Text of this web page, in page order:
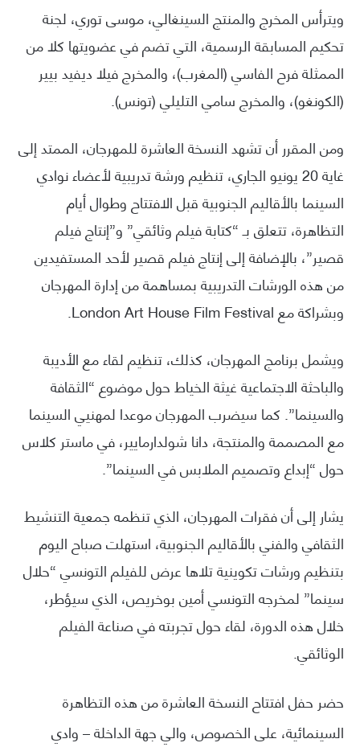
ويترأس المخرج والمنتج السينغالي، موسى توري، لجنة
تحكيم المسابقة الرسمية، التي تضم في عضويتها كلا من
الممثلة فرح الفاسي (المغرب)، والمخرج فيلا ديفيد بيير
(الكونغو)، والمخرج سامي التليلي (تونس).
ومن المقرر أن تشهد النسخة العاشرة للمهرجان، الممتد إلى
غاية 20 يونيو الجاري، تنظيم ورشة تدريبية لأعضاء نوادي
السينما بالأقاليم الجنوبية قبل الافتتاح وطوال أيام
التظاهرة، تتعلق بـ “كتابة فيلم وثائقي” و”إنتاج فيلم
قصير”، بالإضافة إلى إنتاج فيلم قصير لأحد المستفيدين
من هذه الورشات التدريبية بمساهمة من إدارة المهرجان
وبشراكة مع London Art House Film Festival.
ويشمل برنامج المهرجان، كذلك، تنظيم لقاء مع الأديبة
والباحثة الاجتماعية غيثة الخياط حول موضوع “الثقافة
والسينما”. كما سيضرب المهرجان موعدا لمهنيي السينما
مع المصممة والمنتجة، دانا شولدارمايير، في ماستر کلاس
حول “إبداع وتصميم الملابس في السينما”.
يشار إلى أن فقرات المهرجان، الذي تنظمه جمعية التنشيط
الثقافي والفني بالأقاليم الجنوبية، استهلت صباح اليوم
بتنظيم ورشات تكوينية تلاها عرض للفيلم التونسي “حلال
سينما” لمخرجه التونسي أمين بوخريص، الذي سيؤطر،
خلال هذه الدورة، لقاء حول تجربته في صناعة الفيلم
الوثائقي.
حضر حفل افتتاح النسخة العاشرة من هذه التظاهرة
السينمائية، على الخصوص، والي جهة الداخلة – وادي